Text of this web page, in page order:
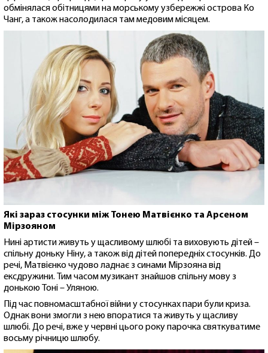
обмінялася обітницями на морському узбережжі острова Ко
Чанг, а також насолодилася там медовим місяцем.
Які зараз стосунки між Тонею Матвієнко та Арсеном
Мірзояном
Нині артисти живуть у щасливому шлюбі та виховують дітей –
спільну доньку Ніну, а також від дітей попередніх стосунків. До
речі, Матвієнко чудово ладнає з синами Мірзояна від
ексдружини. Тим часом музикант знайшов спільну мову з
донькою Тоні – Уляною.
Під час повномасштабної війни у стосунках пари були криза.
Однак вони змогли з нею впоратися та живуть у щасливу
шлюбі. До речі, вже у червні цього року парочка святкуватиме
восьму річницю шлюбу.